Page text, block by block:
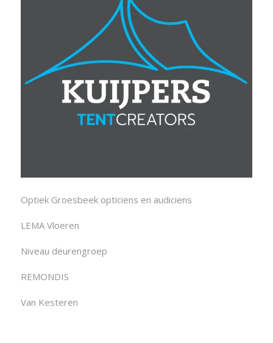
Optiek Groesbeek opticiens en audiciens
LEMA Vloeren
Niveau deurengroep
REMONDIS
Van Kesteren